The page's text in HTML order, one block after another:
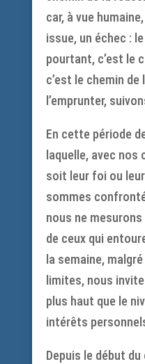
car, à vue
issue, un échec :
pourtant, c’est le
c’est le chemin de
l’emprunter,
En cette période
laquelle, avec
soit leur foi ou
sommes
nous ne mesurons
de ceux qui
la semaine,
limites, nous
plus haut que le
intérêts
Depuis le début